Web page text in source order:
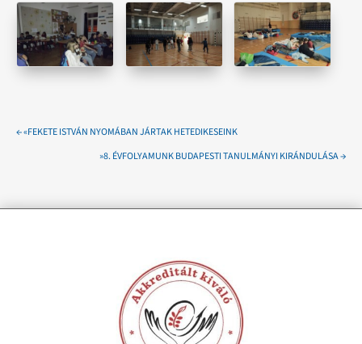
←«FEKETE ISTVÁN NYOMÁBAN JÁRTAK HETEDIKESEINK
»8. ÉVFOLYAMUNK BUDAPESTI TANULMÁNYI KIRÁNDULÁSA→